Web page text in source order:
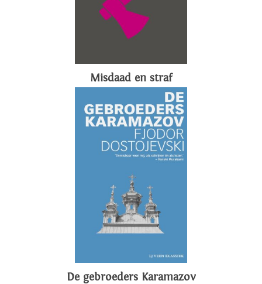
Misdaad en straf
De gebroeders Karamazov